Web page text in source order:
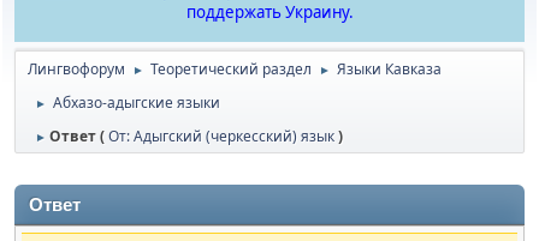
поддержать Украину.
Лингвофорум ► Теоретический раздел ► Языки Кавказа
► Абхазо-адыгские языки
► Ответ (От: Адыгский (черкесский) язык)
Ответ